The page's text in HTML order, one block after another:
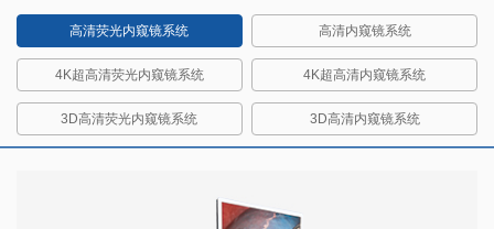
高清荧光内窥镜系统 高清内窥镜系统
4K超高清荧光内窥镜系统 4K超高清内窥镜系统
3D高清荧光内窥镜系统 3D高清内窥镜系统